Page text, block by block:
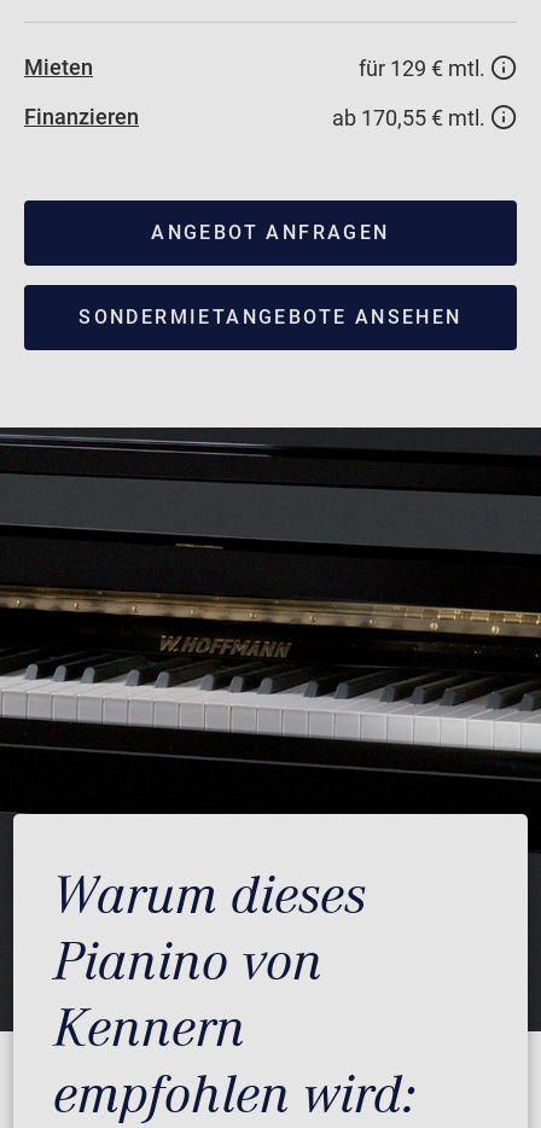
Mieten
für 129 € mtl.
Finanzieren
ab 170,55 € mtl.
ANGEBOT ANFRAGEN
SONDERMIETANGEBOTE ANSEHEN
Warum dieses
Pianino von
Kennern
empfohlen wird: